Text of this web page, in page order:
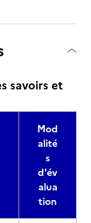
savoirs et
Mod
alité
s
d'év
alua
tion